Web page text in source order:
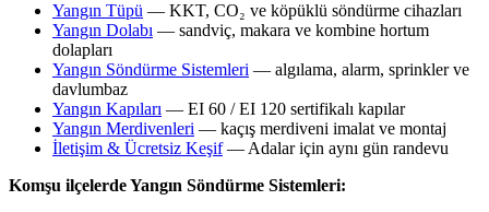
Yangın Tüpü — KKT, CO₂ ve köpüklü söndürme cihazları
Yangın Dolabı — sandviç, makara ve kombine hortum
dolapları
Yangın Söndürme Sistemleri — algılama, alarm, sprinkler ve
davlumbaz
Yangın Kapıları — EI 60 / EI 120 sertifikalı kapılar
Yangın Merdivenleri — kaçış merdiveni imalat ve montaj
İletişim & Ücretsiz Keşif— Adalar için aynı gün randevu
Komşu ilçelerde Yangın Söndürme Sistemleri: